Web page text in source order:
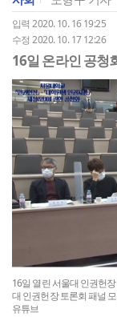
입력 2020. 10. 16 19:25
수정 2020. 10. 17 12:26
16일 온라인 공청
16일 열린 서울대 인권헌
대 인권헌장 토론회 패널
유튜브